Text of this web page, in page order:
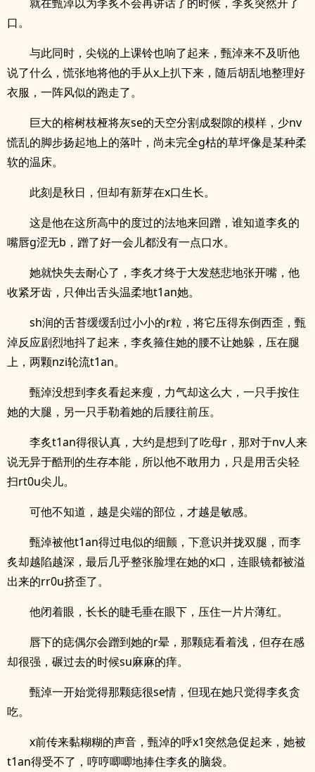
口。
与此同时，尖锐的上课铃也响了起来，甄淖来不及听他
说了什么，慌张地将他的手从x上扒下来，随后胡乱地整理好
衣服，一阵风似的跑走了。
巨大的榕树枝桠将灰se的天空分割成裂隙的模样，少nv
慌乱的脚步扬起地上的落叶，尚未完全g枯的草坪像是某种柔
软的温床。
此刻是秋日，但却有新芽在x口生长。
这是他在这所高中的度过的法地来回蹭，谁知道李炙的
嘴唇g涩无b，蹭了好一会儿都没有一点口水。
她就快失去耐心了，李炙才终于大发慈悲地张开嘴，他
收紧牙齿，只伸出舌头温柔地t1an她。
sh润的舌苔缓缓刮过小小的r粒，将它压得东倒西歪，甄
淖反应剧烈地抖了起来，李炙箍住她的腰不让她躲，压在腿
上，两颗nzi轮流t1an。
甄淖没想到李炙看起来瘦，力气却这么大，一只手按住
她的大腿，另一只手勒着她的后腰往前压。
李炙t1an得很认真，大约是想到了吃母r，那对于nv人来
说无异于酷刑的生存本能，所以他不敢用力，只是用舌尖轻
扫rt0u尖儿。
可他不知道，越是尖端的部位，才越是敏感。
甄淖被他t1an得过电似的细颤，下意识并拢双腿，而李
炙却越陷越深，最后几乎整张脸埋在她的x口，连眼镜都被溢
出来的rr0u挤歪了。
他闭着眼，长长的睫毛垂在眼下，压住一片片薄红。
唇下的痣偶尔会蹭到她的r晕，那颗痣看着浅，但存在感
却很强，碾过去的时候su麻麻的痒。
甄淖一开始觉得那颗痣很se情，但现在她只觉得李炙贪
吃。
x前传来黏糊糊的声音，甄淖的呼x1突然急促起来，她被
t1an得受不了，哼哼唧唧地捧住李炙的脑袋。